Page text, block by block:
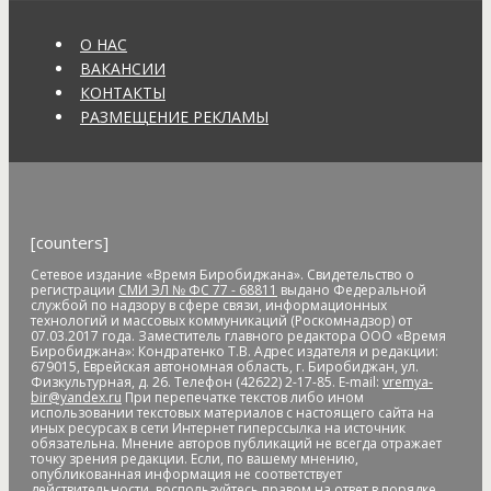
безопасностьантитеррористическая комиссия
антитеррористические учения
апелляцияаппарат видеофиксации
АрашуковАрбатАрена аренда земли
Артём АкименкоАртём КуликовАрхангельскархив
Банк Россиибанки
банковские_картыбанковский роумингбанкротство
барельеф баскетболБастакБастрыкинбатутБедность
бездомныебездомные животныебезналичные платежи
Безопасное колесо-2019безопасностьБезопасные и
качественные дорогибезработица белкабензинБеринг
Берл Лазарбесплатные лекарстваБессмертные дела
Бессмертный полкбесхозяйственностьбешенство
библиотекабизнесбизнес без поддержкибизнес-
омбудсменбиометрияБира БираканБирария
О НАС
ВАКАНСИИ
КОНТАКТЫ
РАЗМЕЩЕНИЕ РЕКЛАМЫ
[counters]
Сетевое издание «Время Биробиджана». Свидетельство о
регистрации СМИ ЭЛ № ФС 77 - 68811 выдано Федеральной
службой по надзору в сфере связи, информационных
технологий и массовых коммуникаций (Роскомнадзор) от
07.03.2017 года. Заместитель главного редактора ООО «Время
Биробиджана»: Кондратенко Т.В. Адрес издателя и редакции:
679015, Еврейская автономная область, г. Биробиджан, ул.
Физкультурная, д. 26. Телефон (42622) 2-17-85. E-mail: vremya-
bir@yandex.ru При перепечатке текстов либо ином
использовании текстовых материалов с настоящего сайта на
иных ресурсах в сети Интернет гиперссылка на источник
обязательна. Мнение авторов публикаций не всегда отражает
точку зрения редакции. Если, по вашему мнению,
опубликованная информация не соответствует